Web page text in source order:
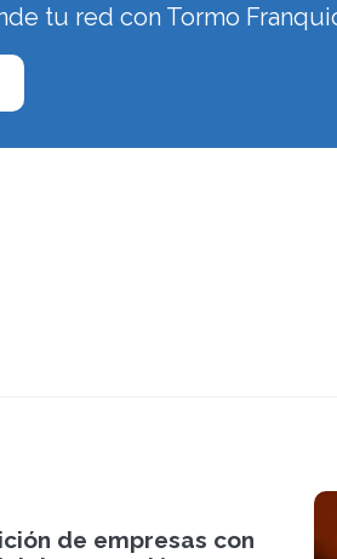
tu red con Tormo
de empresas con